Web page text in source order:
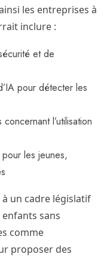
les entreprises à
inclure :
et de
pour détecter les
l’utilisation
les jeunes,
un cadre législatif
sans
comme
proposer des